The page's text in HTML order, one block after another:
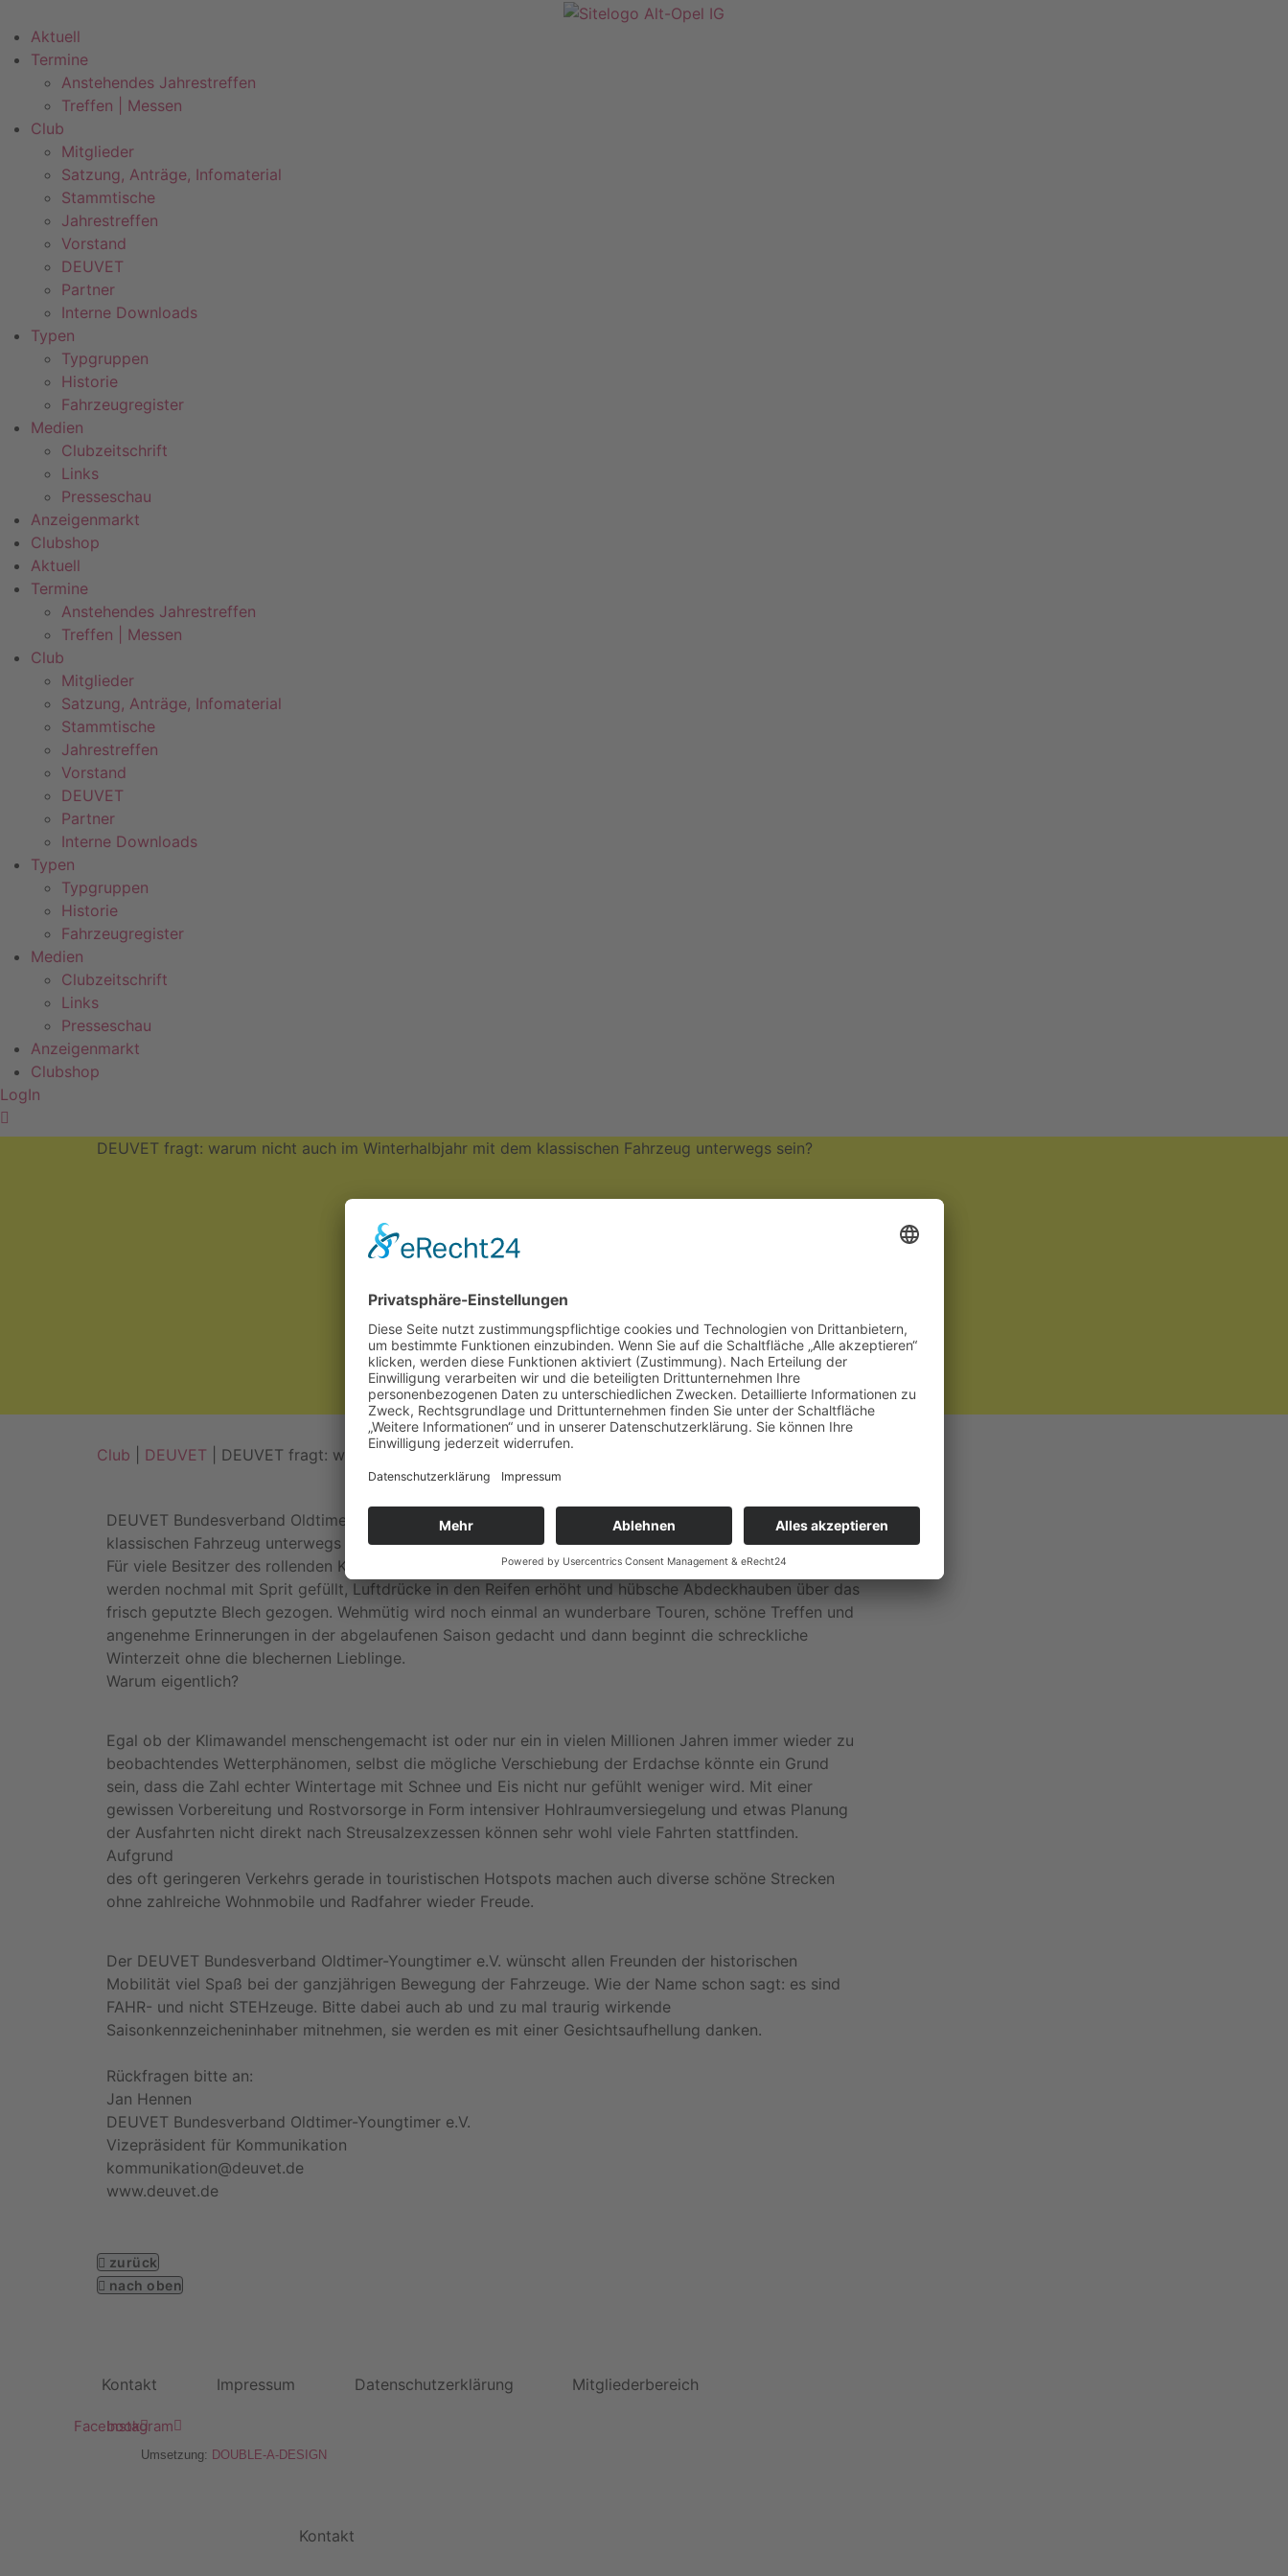
Inhalt
springen
Aktuell
Termine
Anstehendes Jahrestreffen
Treffen | Messen
Club
Mitglieder
Satzung, Anträge, Infomaterial
Stammtische
Jahrestreffen
Vorstand
DEUVET
Partner
Interne Downloads
Typen
Typgruppen
Historie
Fahrzeugregister
Medien
Clubzeitschrift
Links
Presseschau
Anzeigenmarkt
Clubshop
Aktuell
Termine
Anstehendes Jahrestreffen
Treffen | Messen
Club
Mitglieder
Satzung, Anträge, Infomaterial
Stammtische
Jahrestreffen
Vorstand
DEUVET
Partner
Interne Downloads
Typen
Typgruppen
Historie
Fahrzeugregister
Medien
Clubzeitschrift
Links
Presseschau
Anzeigenmarkt
Clubshop
LogIn
DEUVET fragt: warum nicht auch im Winterhalbjahr mit dem klassischen Fahrzeug unterwegs sein?
Club DEUVET | DEUVET fragt: warum nicht auch im Winterhalbjahr mit dem klassischen Fahrzeug unterwegs sein?
DEUVET Bundesverband Oldtimer-Youngtimer e.V. fragt: warum nicht auch im Winterhalbjahr mit dem
klassischen Fahrzeug unterwegs sein?
Für viele Besitzer des rollenden Kulturguts ist der 31. Oktober ein Tag der Trauer. Old- und Youngtimer
werden nochmal mit Sprit gefüllt, Luftdrücke in den Reifen erhöht und hübsche Abdeckhauben über das
frisch geputzte Blech gezogen. Wehmütig wird noch einmal an wunderbare Touren, schöne Treffen und
angenehme Erinnerungen in der abgelaufenen Saison gedacht und dann beginnt die schreckliche
Winterzeit ohne die blechernen Lieblinge.
Warum eigentlich?
Egal ob der Klimawandel menschengemacht ist oder nur ein in vielen Millionen Jahren immer wieder zu
beobachtendes Wetterphänomen, selbst die mögliche Verschiebung der Erdachse könnte ein Grund
sein, dass die Zahl echter Wintertage mit Schnee und Eis nicht nur gefühlt weniger wird. Mit einer
gewissen Vorbereitung und Rostvorsorge in Form intensiver Hohlraumversiegelung und etwas Planung
der Ausfahrten nicht direkt nach Streusalzexzessen können sehr wohl viele Fahrten stattfinden.
Aufgrund
des oft geringeren Verkehrs gerade in touristischen Hotspots machen auch diverse schöne Strecken
ohne zahlreiche Wohnmobile und Radfahrer wieder Freude.
Der DEUVET Bundesverband Oldtimer-Youngtimer e.V. wünscht allen Freunden der historischen
Mobilität viel Spaß bei der ganzjährigen Bewegung der Fahrzeuge. Wie der Name schon sagt: es sind
FAHR- und nicht STEHzeuge. Bitte dabei auch ab und zu mal traurig wirkende
Saisonkennzeicheninhaber mitnehmen, sie werden es mit einer Gesichtsaufhellung danken.
Rückfragen bitte an:
Jan Hennen
DEUVET Bundesverband Oldtimer-Youngtimer e.V.
Vizepräsident für Kommunikation
kommunikation@deuvet.de
www.deuvet.de
zurück
nach oben
Kontakt Impressum Datenschutzerklärung Mitgliederbereich
FacebookInstagram
Umsetzung: DOUBLE-A-DESIGN
Kontakt